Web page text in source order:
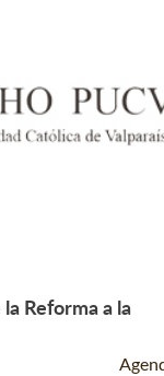
Leer Más +
Reforma a la